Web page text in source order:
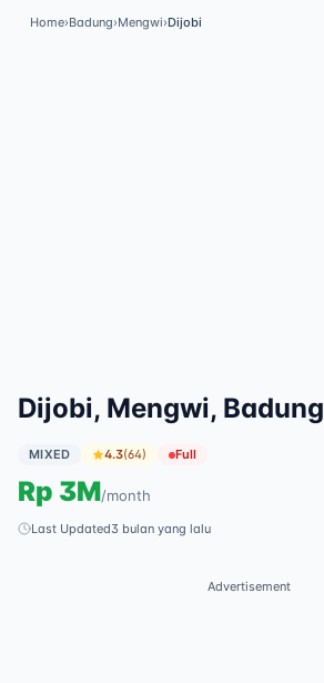
Home›Badung›Mengwi›Dijobi
Dijobi, Mengwi, Badung
MIXED 4.3(64) Full
Rp 3M/month
Last Updated3 bulan yang lalu
Advertisement